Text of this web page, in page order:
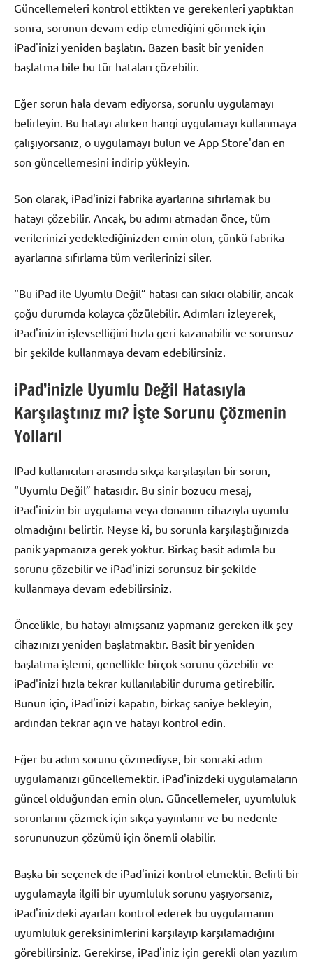
Güncellemeleri kontrol ettikten ve gerekenleri yaptıktan
sonra, sorunun devam edip etmediğini görmek için
iPad'inizi yeniden başlatın. Bazen basit bir yeniden
başlatma bile bu tür hataları çözebilir.
Eğer sorun hala devam ediyorsa, sorunlu uygulamayı
belirleyin. Bu hatayı alırken hangi uygulamayı kullanmaya
çalışıyorsanız, o uygulamayı bulun ve App Store'dan en
son güncellemesini indirip yükleyin.
Son olarak, iPad'inizi fabrika ayarlarına sıfırlamak bu
hatayı çözebilir. Ancak, bu adımı atmadan önce, tüm
verilerinizi yedeklediğinizden emin olun, çünkü fabrika
ayarlarına sıfırlama tüm verilerinizi siler.
“Bu iPad ile Uyumlu Değil” hatası can sıkıcı olabilir, ancak
çoğu durumda kolayca çözülebilir. Adımları izleyerek,
iPad'inizin işlevselliğini hızla geri kazanabilir ve sorunsuz
bir şekilde kullanmaya devam edebilirsiniz.
iPad’inizle Uyumlu Değil Hatasıyla
Karşılaştınız mı? İşte Sorunu Çözmenin
Yolları!
IPad kullanıcıları arasında sıkça karşılaşılan bir sorun,
“Uyumlu Değil” hatasıdır. Bu sinir bozucu mesaj,
iPad'inizin bir uygulama veya donanım cihazıyla uyumlu
olmadığını belirtir. Neyse ki, bu sorunla karşılaştığınızda
panik yapmanıza gerek yoktur. Birkaç basit adımla bu
sorunu çözebilir ve iPad'inizi sorunsuz bir şekilde
kullanmaya devam edebilirsiniz.
Öncelikle, bu hatayı almışsanız yapmanız gereken ilk şey
cihazınızı yeniden başlatmaktır. Basit bir yeniden
başlatma işlemi, genellikle birçok sorunu çözebilir ve
iPad'inizi hızla tekrar kullanılabilir duruma getirebilir.
Bunun için, iPad'inizi kapatın, birkaç saniye bekleyin,
ardından tekrar açın ve hatayı kontrol edin.
Eğer bu adım sorunu çözmediyse, bir sonraki adım
uygulamanızı güncellemektir. iPad'inizdeki uygulamaların
güncel olduğundan emin olun. Güncellemeler, uyumluluk
sorunlarını çözmek için sıkça yayınlanır ve bu nedenle
sorununuzun çözümü için önemli olabilir.
Başka bir seçenek de iPad'inizi kontrol etmektir. Belirli bir
uygulamayla ilgili bir uyumluluk sorunu yaşıyorsanız,
iPad'inizdeki ayarları kontrol ederek bu uygulamanın
uyumluluk gereksinimlerini karşılayıp karşılamadığını
görebilirsiniz. Gerekirse, iPad'iniz için gerekli olan yazılım